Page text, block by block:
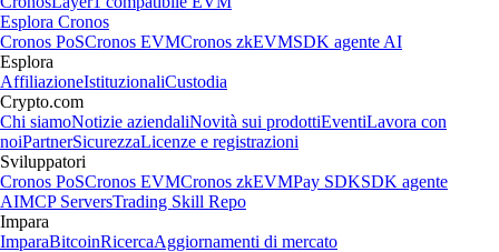
Esplora Cronos
Cronos PoSCronos EVMCronos zkEVMSDK agente AI
Esplora
AffiliazioneIstituzionaliCustodia
Crypto.com
Chi siamoNotizie aziendaliNovità sui prodottiEventiLavora con
noiPartnerSicurezzaLicenze e registrazioni
Sviluppatori
Cronos PoSCronos EVMCronos zkEVMPay SDKSDK agente
AIMCP ServersTrading Skill Repo
Impara
ImparaBitcoinRicercaAggiornamenti di mercato